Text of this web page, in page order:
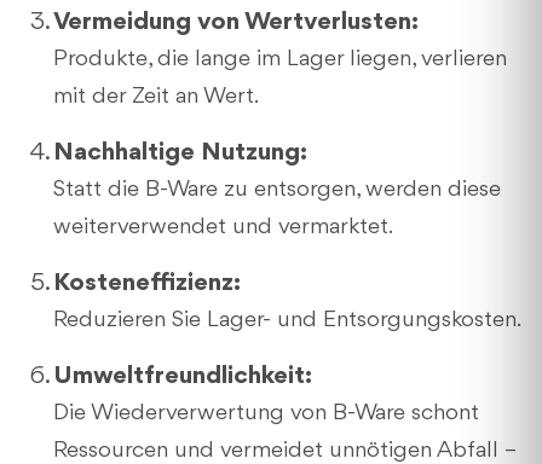
Vermeidung von Wertverlusten:
Produkte, die lange im Lager liegen, verlieren
mit der Zeit an Wert.
Nachhaltige Nutzung:
Statt die B-Ware zu entsorgen, werden diese
weiterverwendet und vermarktet.
Kosteneffizienz:
Reduzieren Sie Lager- und Entsorgungskosten.
Umweltfreundlichkeit:
Die Wiederverwertung von B-Ware schont
Ressourcen und vermeidet unnötigen Abfall –